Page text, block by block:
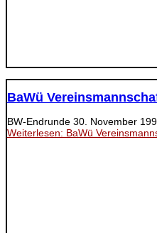
BaWü
BW-Endrunde 30. November
Weiterlesen: BaWü